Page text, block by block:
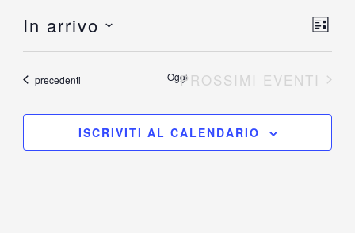
LISTA
In arrivo
Seleziona
Eventi
precedenti OggiPROSSIMI EVENTI
ISCRIVITI AL CALENDARIO